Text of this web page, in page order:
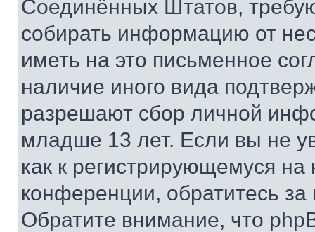
Соединённых Штатов,
собирать информацию от
иметь на это письменное
наличие иного вида
разрешают сбор личной
младше 13 лет. Если вы не
как к регистрирующемуся
конференции, обратитесь
Обратите внимание, что